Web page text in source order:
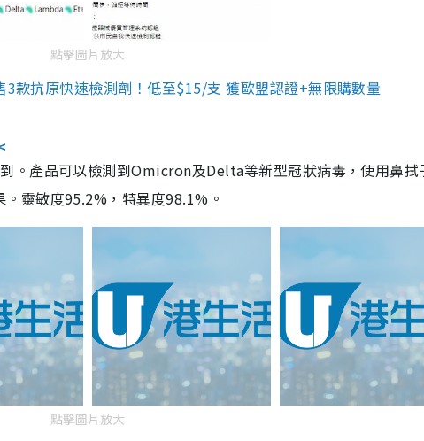
點擊圖片放大
款抗原快速檢測劑！低至$15/支 獲歐盟認證+無限購數量
。產品可以檢測到Omicron及Delta等新型冠狀病毒，使用鼻拭
靈敏度95.2%，特異度98.1%。
點擊圖片放大